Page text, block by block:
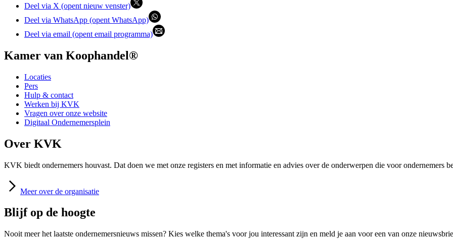
Deel via X (opent nieuw venster)
Deel via WhatsApp (opent WhatsApp)
Deel via email (opent email programma)
Kamer van Koophandel®
Locaties
Pers
Hulp & contact
Werken bij KVK
Vragen over onze website
Digitaal Ondernemersplein
Over KVK
KVK biedt ondernemers houvast. Dat doen we met onze registers en met informatie en advies over de onderwerpen die voor ondernemers
Meer over de organisatie
Blijf op de hoogte
Nooit meer het laatste ondernemersnieuws missen? Kies welke thema's voor jou interessant zijn en meld je aan voor een van onze